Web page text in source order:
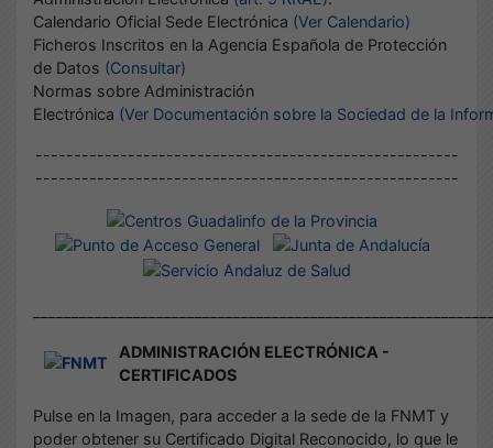
Calendario Oficial Sede Electrónica (Ver Calendario)
Ficheros Inscritos en la Agencia Española de Protección
de Datos (Consultar)
Normas sobre Administración
Electrónica (Ver Documentación sobre la Sociedad de la
-------------------------------------------------------
-------------------------------------------------------
ADMINISTRACIÓN ELECTRÓNICA -
CERTIFICADOS
Pulse en la Imagen, para acceder a la sede de la FNMT y
poder obtener su Certificado Digital Reconocido, lo que le